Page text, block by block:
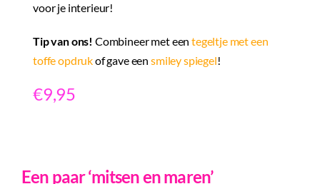
voor je interieur!
Tip van ons! Combineer met eentegeltje met een
toffe opdrukof gave een smiley spiegel!
€9,95
Een paar ‘mitsen en maren’